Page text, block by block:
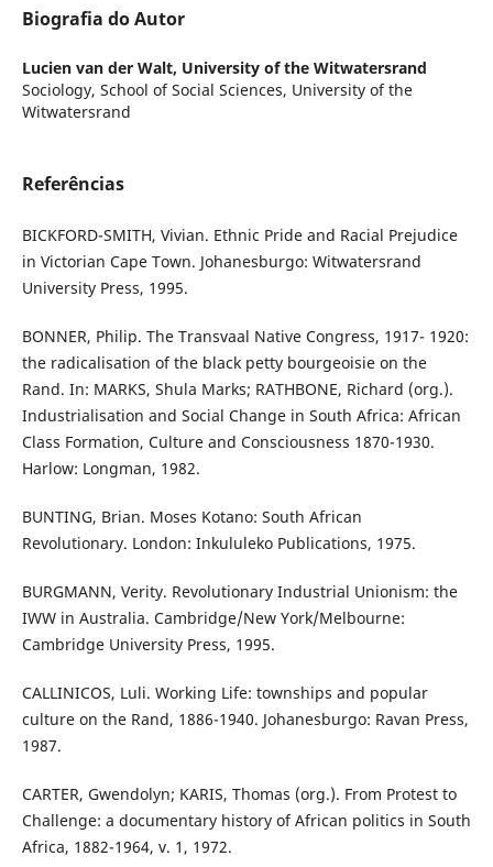
Biografia do Autor
Lucien van der Walt, University of the Witwatersrand
Sociology, School of Social Sciences, University of the
Witwatersrand
Referências
BICKFORD-SMITH, Vivian. Ethnic Pride and Racial Prejudice
in Victorian Cape Town. Johanesburgo: Witwatersrand
University Press, 1995.
BONNER, Philip. The Transvaal Native Congress, 1917- 1920:
the radicalisation of the black petty bourgeoisie on the
Rand. In: MARKS, Shula Marks; RATHBONE, Richard (org.).
Industrialisation and Social Change in South Africa: African
Class Formation, Culture and Consciousness 1870-1930.
Harlow: Longman, 1982.
BUNTING, Brian. Moses Kotano: South African
Revolutionary. London: Inkululeko Publications, 1975.
BURGMANN, Verity. Revolutionary Industrial Unionism: the
IWW in Australia. Cambridge/New York/Melbourne:
Cambridge University Press, 1995.
CALLINICOS, Luli. Working Life: townships and popular
culture on the Rand, 1886-1940. Johanesburgo: Ravan Press,
1987.
CARTER, Gwendolyn; KARIS, Thomas (org.). From Protest to
Challenge: a documentary history of African politics in South
Africa, 1882-1964, v. 1, 1972.